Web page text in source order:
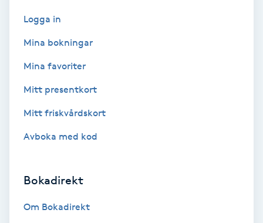
Blowout
Bottenfärg
Brynfärgning
Bröllopsuppsättning
Logga in
Mina bokningar
Mina favoriter
Mitt presentkort
Mitt friskvårdskort
Avboka med kod
Bokadirekt
Om Bokadirekt